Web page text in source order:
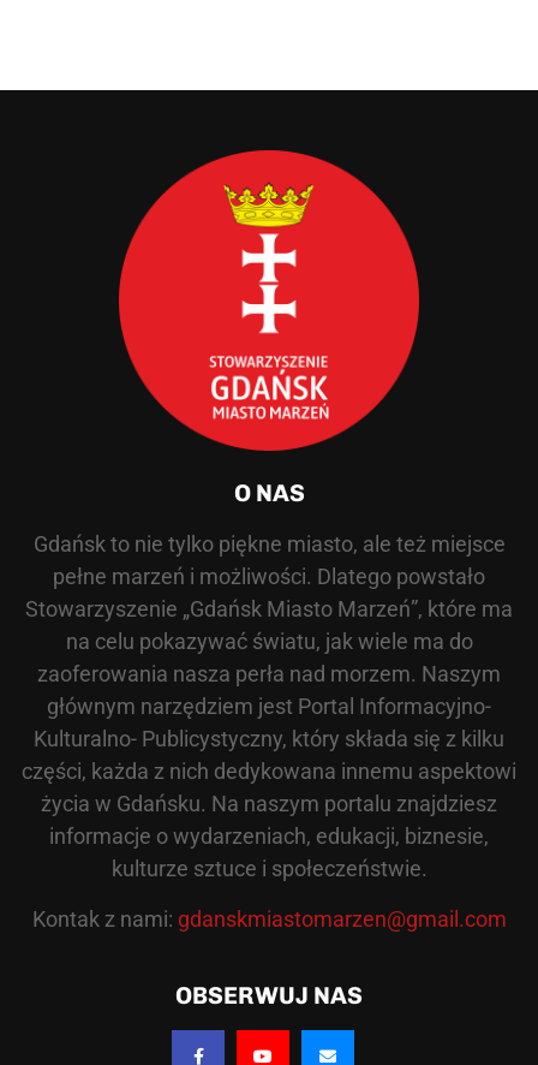
O NAS
Gdańsk to nie tylko piękne miasto, ale też miejsce
pełne marzeń i możliwości. Dlatego powstało
Stowarzyszenie „Gdańsk Miasto Marzeń”, które ma
na celu pokazywać światu, jak wiele ma do
zaoferowania nasza perła nad morzem. Naszym
głównym narzędziem jest Portal Informacyjno-
Kulturalno- Publicystyczny, który składa się z kilku
części, każda z nich dedykowana innemu aspektowi
życia w Gdańsku. Na naszym portalu znajdziesz
informacje o wydarzeniach, edukacji, biznesie,
kulturze sztuce i społeczeństwie.
Kontak z nami: gdanskmiastomarzen@gmail.com
OBSERWUJ NAS